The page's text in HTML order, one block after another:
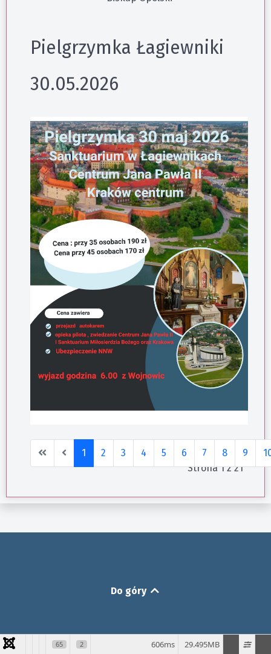
Pielgrzymka Łagiewniki
30.05.2026
Strona 1 z 21
1 2 3 4 5 6 7 8 9
Do góry
65 2 29.495MB
606ms